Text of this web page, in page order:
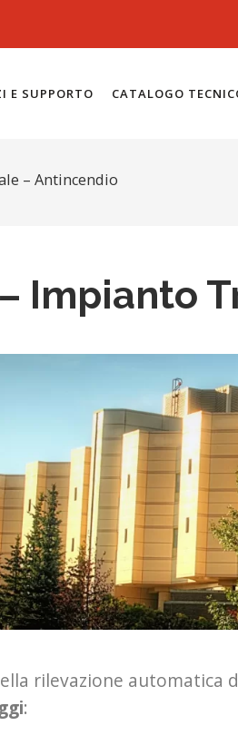
E SUPPORTO CATALOGO
– Antincendio
– Impianto
rilevazione automatica
: